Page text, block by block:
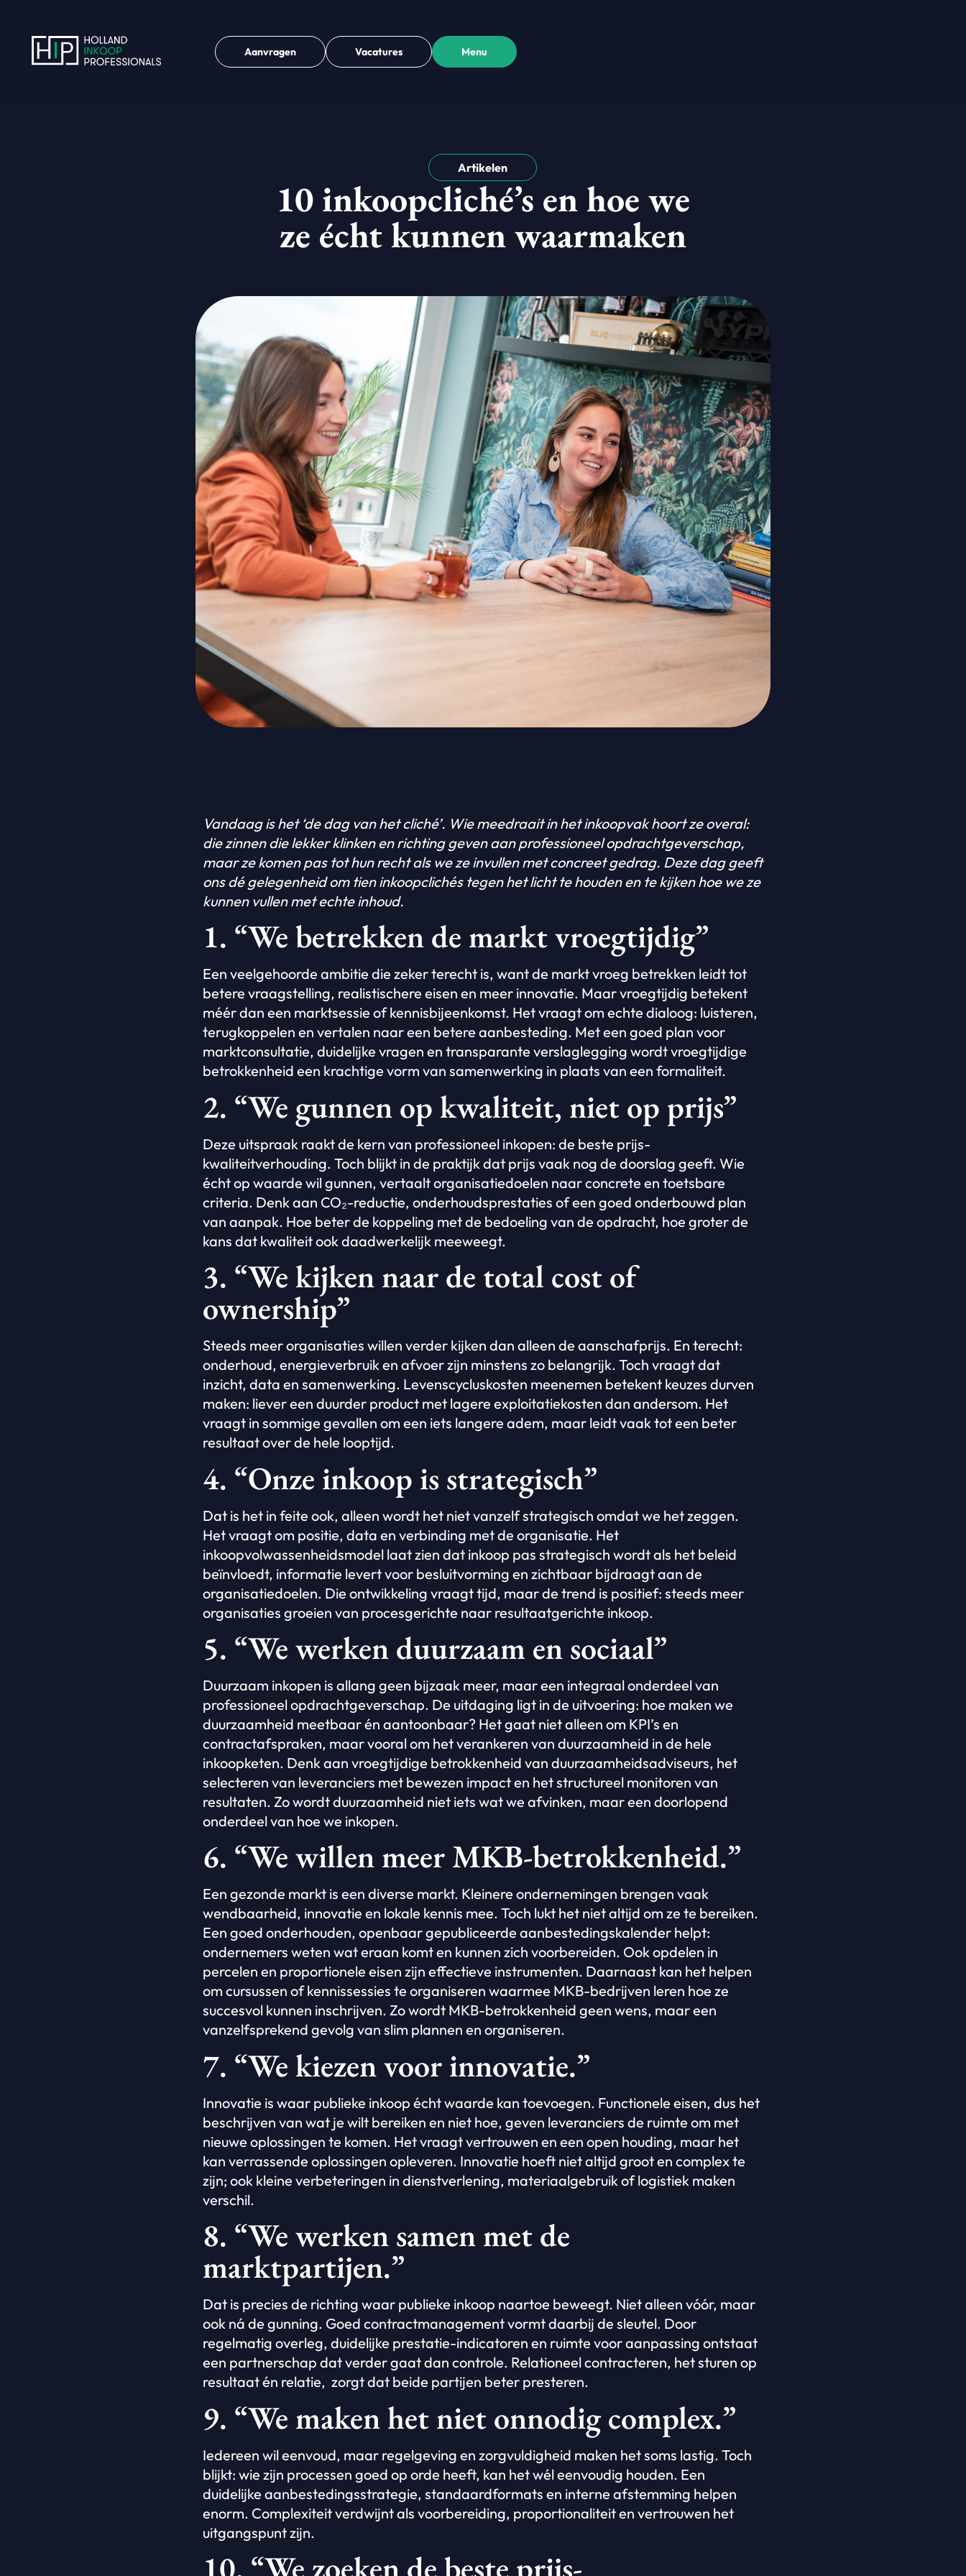
Aanvragen Vacatures Menu
Artikelen
10 inkoopcliché’s en hoe we
ze écht kunnen waarmaken
Vandaag is het ‘de dag van het cliché’. Wie meedraait in het inkoopvak hoort ze overal:
die zinnen die lekker klinken en richting geven aan professioneel opdrachtgeverschap,
maar ze komen pas tot hun recht als we ze invullen met concreet gedrag. Deze dag geeft
ons dé gelegenheid om tien inkoopclichés tegen het licht te houden en te kijken hoe we ze
kunnen vullen met echte inhoud.
1. “We betrekken de markt vroegtijdig”
Een veelgehoorde ambitie die zeker terecht is, want de markt vroeg betrekken leidt tot
betere vraagstelling, realistischere eisen en meer innovatie. Maar vroegtijdig betekent
méér dan een marktsessie of kennisbijeenkomst. Het vraagt om echte dialoog: luisteren,
terugkoppelen en vertalen naar een betere aanbesteding. Met een goed plan voor
marktconsultatie, duidelijke vragen en transparante verslaglegging wordt vroegtijdige
betrokkenheid een krachtige vorm van samenwerking in plaats van een formaliteit.
2. “We gunnen op kwaliteit, niet op prijs”
Deze uitspraak raakt de kern van professioneel inkopen: de beste prijs-
kwaliteitverhouding. Toch blijkt in de praktijk dat prijs vaak nog de doorslag geeft. Wie
écht op waarde wil gunnen, vertaalt organisatiedoelen naar concrete en toetsbare
criteria. Denk aan CO₂-reductie, onderhoudsprestaties of een goed onderbouwd plan
van aanpak. Hoe beter de koppeling met de bedoeling van de opdracht, hoe groter de
kans dat kwaliteit ook daadwerkelijk meeweegt.
3. “We kijken naar de total cost of
ownership”
Steeds meer organisaties willen verder kijken dan alleen de aanschafprijs. En terecht:
onderhoud, energieverbruik en afvoer zijn minstens zo belangrijk. Toch vraagt dat
inzicht, data en samenwerking. Levenscycluskosten meenemen betekent keuzes durven
maken: liever een duurder product met lagere exploitatiekosten dan andersom. Het
vraagt in sommige gevallen om een iets langere adem, maar leidt vaak tot een beter
resultaat over de hele looptijd.
4. “Onze inkoop is strategisch”
Dat is het in feite ook, alleen wordt het niet vanzelf strategisch omdat we het zeggen.
Het vraagt om positie, data en verbinding met de organisatie. Het
inkoopvolwassenheidsmodel laat zien dat inkoop pas strategisch wordt als het beleid
beïnvloedt, informatie levert voor besluitvorming en zichtbaar bijdraagt aan de
organisatiedoelen. Die ontwikkeling vraagt tijd, maar de trend is positief: steeds meer
organisaties groeien van procesgerichte naar resultaatgerichte inkoop.
5. “We werken duurzaam en sociaal”
Duurzaam inkopen is allang geen bijzaak meer, maar een integraal onderdeel van
professioneel opdrachtgeverschap. De uitdaging ligt in de uitvoering: hoe maken we
duurzaamheid meetbaar én aantoonbaar? Het gaat niet alleen om KPI’s en
contractafspraken, maar vooral om het verankeren van duurzaamheid in de hele
inkoopketen. Denk aan vroegtijdige betrokkenheid van duurzaamheidsadviseurs, het
selecteren van leveranciers met bewezen impact en het structureel monitoren van
resultaten. Zo wordt duurzaamheid niet iets wat we afvinken, maar een doorlopend
onderdeel van hoe we inkopen.
6. “We willen meer MKB-betrokkenheid.”
Een gezonde markt is een diverse markt. Kleinere ondernemingen brengen vaak
wendbaarheid, innovatie en lokale kennis mee. Toch lukt het niet altijd om ze te bereiken.
Een goed onderhouden, openbaar gepubliceerde aanbestedingskalender helpt:
ondernemers weten wat eraan komt en kunnen zich voorbereiden. Ook opdelen in
percelen en proportionele eisen zijn effectieve instrumenten. Daarnaast kan het helpen
om cursussen of kennissessies te organiseren waarmee MKB-bedrijven leren hoe ze
succesvol kunnen inschrijven. Zo wordt MKB-betrokkenheid geen wens, maar een
vanzelfsprekend gevolg van slim plannen en organiseren.
7. “We kiezen voor innovatie.”
Innovatie is waar publieke inkoop écht waarde kan toevoegen. Functionele eisen, dus het
beschrijven van wat je wilt bereiken en niet hoe, geven leveranciers de ruimte om met
nieuwe oplossingen te komen. Het vraagt vertrouwen en een open houding, maar het
kan verrassende oplossingen opleveren. Innovatie hoeft niet altijd groot en complex te
zijn; ook kleine verbeteringen in dienstverlening, materiaalgebruik of logistiek maken
verschil.
8. “We werken samen met de
marktpartijen.”
Dat is precies de richting waar publieke inkoop naartoe beweegt. Niet alleen vóór, maar
ook ná de gunning. Goed contractmanagement vormt daarbij de sleutel. Door
regelmatig overleg, duidelijke prestatie-indicatoren en ruimte voor aanpassing ontstaat
een partnerschap dat verder gaat dan controle. Relationeel contracteren, het sturen op
resultaat én relatie, zorgt dat beide partijen beter presteren.
9. “We maken het niet onnodig complex.”
Iedereen wil eenvoud, maar regelgeving en zorgvuldigheid maken het soms lastig. Toch
blijkt: wie zijn processen goed op orde heeft, kan het wél eenvoudig houden. Een
duidelijke aanbestedingsstrategie, standaardformats en interne afstemming helpen
enorm. Complexiteit verdwijnt als voorbereiding, proportionaliteit en vertrouwen het
uitgangspunt zijn.
10. “We zoeken de beste prijs-